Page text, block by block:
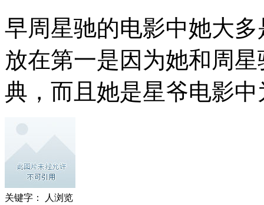
早周星驰的电影中她大
放在第一是因为她和周
典，而且她是星爷电影
关键字： 人浏览